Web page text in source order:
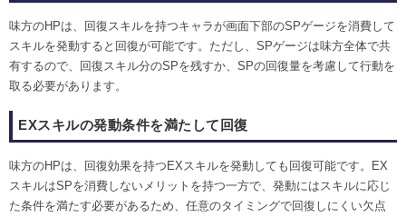
味方のHPは、回復スキルを持つキャラが画面下部のSPゲージを消費して
スキルを発動すると回復が可能です。ただし、SPゲージは味方全体で共
有するので、回復スキル分のSPを残すか、SPの回復量を考慮して行動を
取る必要があります。
EXスキルの発動条件を満たして回復
味方のHPは、回復効果を持つEXスキルを発動しても回復可能です。EX
スキルはSPを消費しないメリットを持つ一方で、発動にはスキルに応じ
た条件を満たす必要があるため、任意のタイミングで回復しにくい欠点